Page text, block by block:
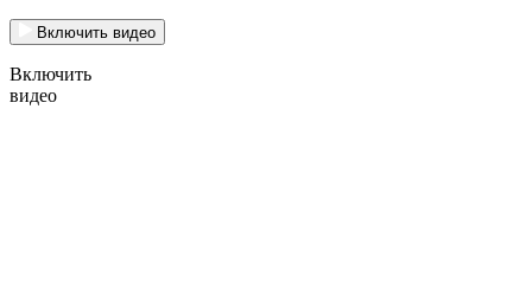
Включить видео
Включить
видео